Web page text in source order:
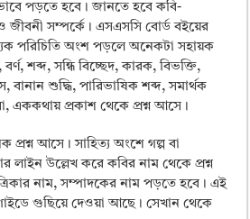
পড়তে হবে। জানতে হবে কবি-
ও জীবনী সম্পর্কে। এসএসসি বোর্ড বইয়ের
পরিচিতি অংশ পড়লে অনেকটা সহায়ক
শব্দ, সন্ধি বিচ্ছেদ, কারক, বিভক্তি,
বানান শুদ্ধি, পারিভাষিক শব্দ, সমার্থক
এককথায় প্রকাশ থেকে প্রশ্ন আসে।
আসে। সাহিত্য অংশে গল্প বা
লাইন উল্লেখ করে কবির নাম থেকে প্রশ্ন
নাম, সম্পাদকের নাম পড়তে হবে। এই
গুছিয়ে দেওয়া আছে। সেখান থেকে